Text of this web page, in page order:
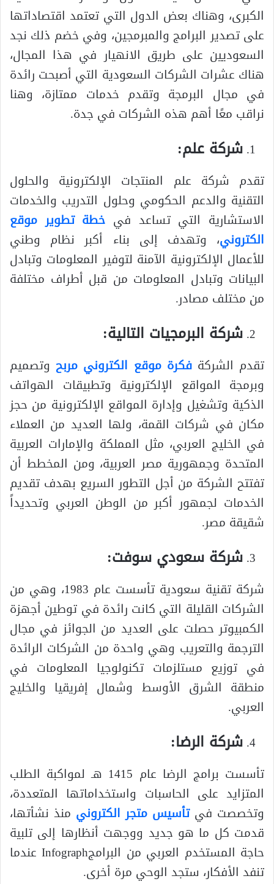
الكبرى، وهناك بعض الدول التي تعتمد اقتصاداتها
على تصدير البرامج والمبرمجين، وفي خضم ذلك نجد
السعوديين على طريق الانهيار في هذا المجال،
هناك عشرات الشركات السعودية التي أصبحت رائدة
في مجال البرمجة وتقدم خدمات ممتازة، وهنا
نراقب معًا أهم هذه الشركات في جدة.
شركة علم:
تقدم شركة علم المنتجات الإلكترونية والحلول
التقنية والدعم الحكومي وحلول التدريب والخدمات
الاستشارية التي تساعد في خطة تطوير موقع
الكتروني، وتهدف إلى بناء أكبر نظام وطني
للأعمال الإلكترونية الآمنة لتوفير المعلومات وتبادل
البيانات وتبادل المعلومات من قبل أطراف مختلفة
من مختلف مصادر.
شركة البرمجيات التالية:
تقدم الشركةفكرة موقع الكتروني مربح وتصميم
وبرمجة المواقع الإلكترونية وتطبيقات الهواتف
الذكية وتشغيل وإدارة المواقع الإلكترونية من حجز
مكان في شركات القمة، ولها العديد من العملاء
في الخليج العربي، مثل المملكة والإمارات العربية
المتحدة وجمهورية مصر العربية، ومن المخطط أن
تفتتح الشركة من أجل التطور السريع بهدف تقديم
الخدمات لجمهور أكبر من الوطن العربي وتحديداً
شقيقة مصر.
شركة سعودي سوفت:
شركة تقنية سعودية تأسست عام 1983، وهي من
الشركات القليلة التي كانت رائدة في توطين أجهزة
الكمبيوتر حصلت على العديد من الجوائز في مجال
الترجمة والتعريب وهي واحدة من الشركات الرائدة
في توزيع مستلزمات تكنولوجيا المعلومات في
منطقة الشرق الأوسط وشمال إفريقيا والخليج
العربي.
شركة الرضا:
تأسست برامج الرضا عام 1415 هـ لمواكبة الطلب
المتزايد على الحاسبات واستخداماتها المتعددة،
وتخصصت فيتأسيس متجر الكتروني منذ نشأتها،
قدمت كل ما هو جديد ووجهت أنظارها إلى تلبية
حاجة المستخدم العربي من البرامجInfograph عندما
تنفد الأفكار، ستجد الوحي مرة أخرى.